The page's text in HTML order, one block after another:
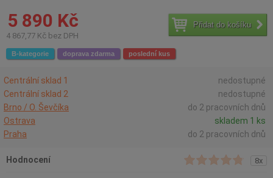
5 890 Kč
4 867,77 Kč bez DPH
Přidat do košíku
B-kategorie doprava zdarma poslední kus
Centrální sklad 1
nedostupné
Centrální sklad 2
nedostupné
Brno / O. Ševčíka
do 2 pracovních dnů
Ostrava
skladem 1 ks
Praha
do 2 pracovních dnů
Hodnocení 8x